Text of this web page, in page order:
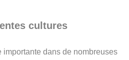
cultures
importante dans de nombreuses